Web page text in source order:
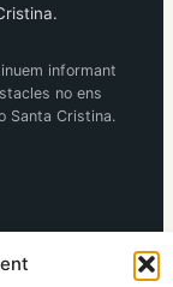
informant
no ens
Santa Cristina.